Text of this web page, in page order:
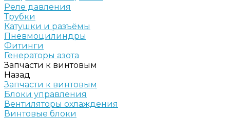
Реле давления
Трубки
Катушки и разъёмы
Пневмоцилиндры
Фитинги
Генераторы азота
Запчасти к винтовым
Назад
Запчасти к винтовым
Блоки управления
Вентиляторы охлаждения
Винтовые блоки